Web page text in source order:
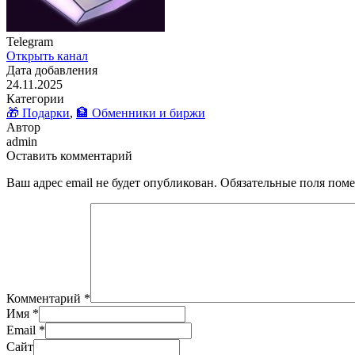
Telegram
Открыть канал
Дата добавления
24.11.2025
Категории
🎁 Подарки, 🏦 Обменники и биржи
Автор
admin
Оставить комментарий
Ваш адрес email не будет опубликован. Обязательные поля
Комментарий *
Имя *
Email *
Сайт